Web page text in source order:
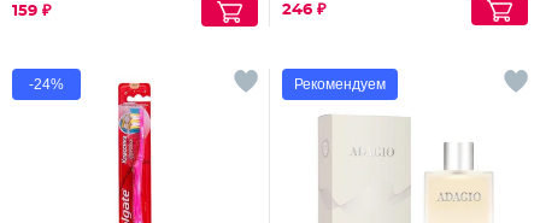
159 ₽
246 ₽
-24% Рекомендуем